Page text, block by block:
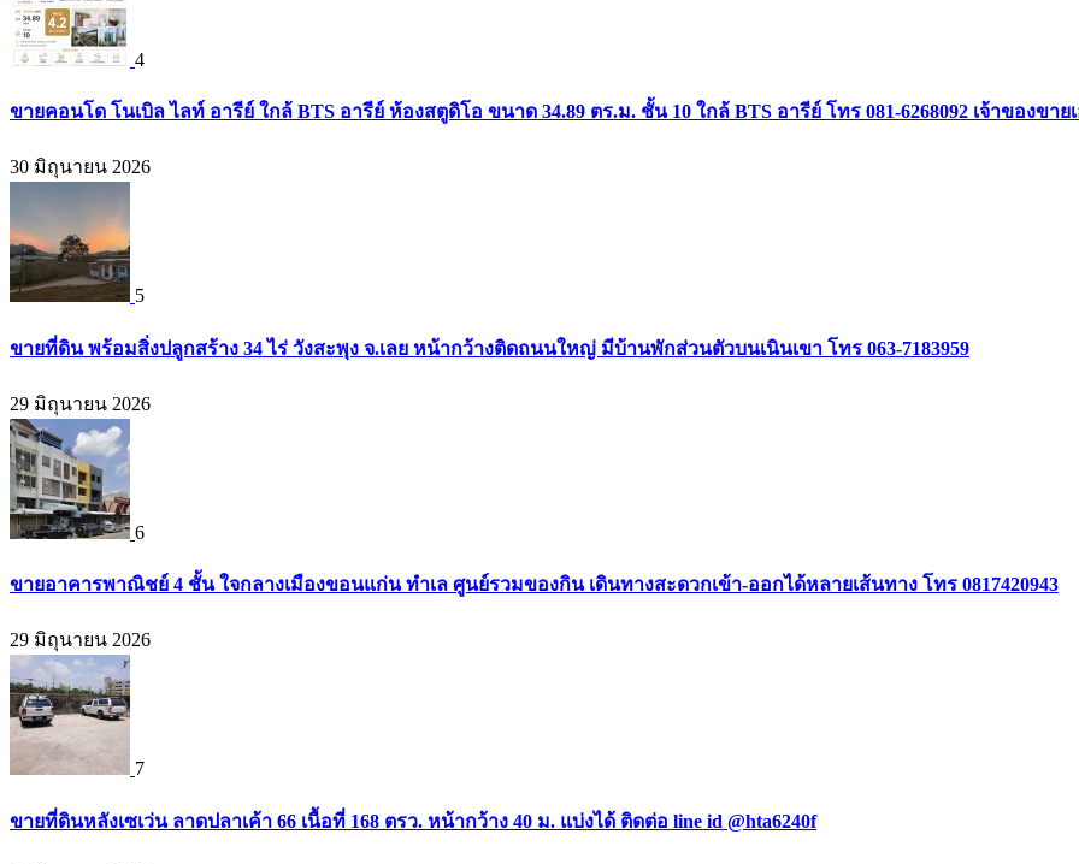
4
ขายคอนโด โนเบิล ไลท์ อารีย์ ใกล้ BTS อารีย์ ห้องสตูดิโอ ขนาด 34.89 ตร.ม. ชั้น 10 ใกล้ BTS อารีย์ โทร 081-6268092 เจ้าของขาย
30 มิถุนายน 2026
5
ขายที่ดิน พร้อมสิ่งปลูกสร้าง 34 ไร่ วังสะพุง จ.เลย หน้ากว้างติดถนนใหญ่ มีบ้านพักส่วนตัวบนเนินเขา โทร 063-7183959
29 มิถุนายน 2026
6
ขายอาคารพาณิชย์ 4 ชั้น ใจกลางเมืองขอนแก่น ทำเล ศูนย์รวมของกิน เดินทางสะดวกเข้า-ออกได้หลายเส้นทาง โทร 0817420943
29 มิถุนายน 2026
7
ขายที่ดินหลังเซเว่น ลาดปลาเค้า 66 เนื้อที่ 168 ตรว. หน้ากว้าง 40 ม. แบ่งได้ ติดต่อ line id @hta6240f